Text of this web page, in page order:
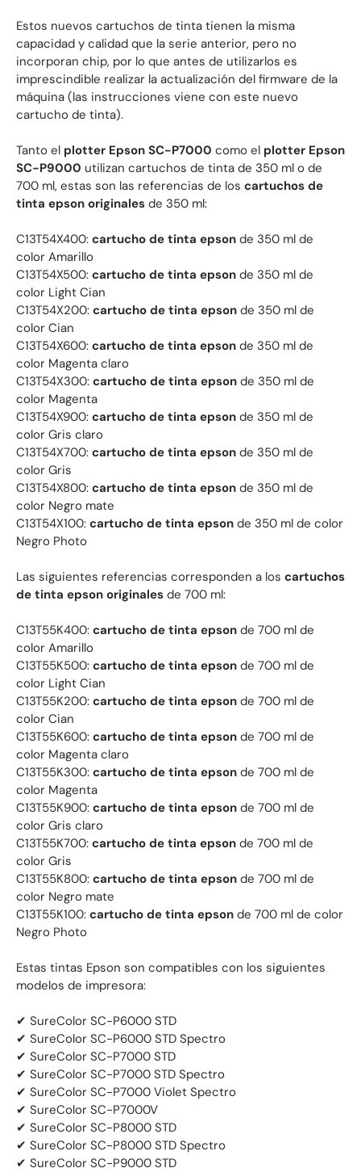
Estos nuevos cartuchos de tinta tienen la misma
capacidad y calidad que la serie anterior, pero no
incorporan chip, por lo que antes de utilizarlos es
imprescindible realizar la actualización del firmware de la
máquina (las instrucciones viene con este nuevo
cartucho de tinta).
Tanto el plotter Epson SC-P7000 como el plotter Epson
SC-P9000 utilizan cartuchos de tinta de 350 ml o de
700 ml, estas son las referencias de los cartuchos de
tinta epson originales de 350 ml:
C13T54X400: cartucho de tinta epson de 350 ml de
color Amarillo
C13T54X500: cartucho de tinta epson de 350 ml de
color Light Cian
C13T54X200: cartucho de tinta epson de 350 ml de
color Cian
C13T54X600: cartucho de tinta epson de 350 ml de
color Magenta claro
C13T54X300: cartucho de tinta epson de 350 ml de
color Magenta
C13T54X900: cartucho de tinta epson de 350 ml de
color Gris claro
C13T54X700: cartucho de tinta epson de 350 ml de
color Gris
C13T54X800: cartucho de tinta epson de 350 ml de
color Negro mate
C13T54X100: cartucho de tinta epson de 350 ml de color
Negro Photo
Las siguientes referencias corresponden a los cartuchos
de tinta epson originales de 700 ml:
C13T55K400: cartucho de tinta epson de 700 ml de
color Amarillo
C13T55K500: cartucho de tinta epson de 700 ml de
color Light Cian
C13T55K200: cartucho de tinta epson de 700 ml de
color Cian
C13T55K600: cartucho de tinta epson de 700 ml de
color Magenta claro
C13T55K300: cartucho de tinta epson de 700 ml de
color Magenta
C13T55K900: cartucho de tinta epson de 700 ml de
color Gris claro
C13T55K700: cartucho de tinta epson de 700 ml de
color Gris
C13T55K800: cartucho de tinta epson de 700 ml de
color Negro mate
C13T55K100: cartucho de tinta epson de 700 ml de color
Negro Photo
Estas tintas Epson son compatibles con los siguientes
modelos de impresora:
✔ SureColor SC-P6000 STD
✔ SureColor SC-P6000 STD Spectro
✔ SureColor SC-P7000 STD
✔ SureColor SC-P7000 STD Spectro
✔ SureColor SC-P7000 Violet Spectro
✔ SureColor SC-P7000V
✔ SureColor SC-P8000 STD
✔ SureColor SC-P8000 STD Spectro
✔ SureColor SC-P9000 STD